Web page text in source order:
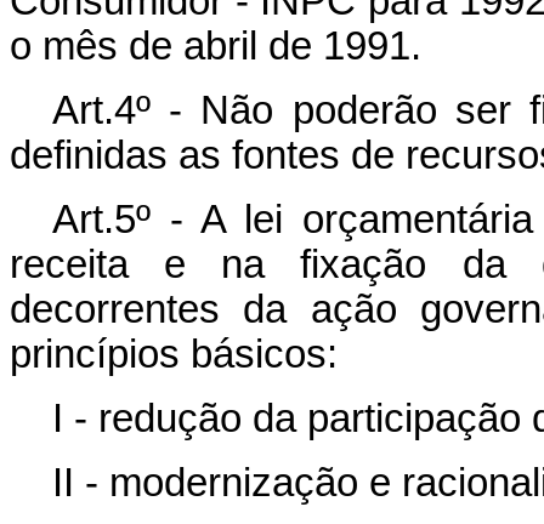
o mês de abril de 1991.
Art.4º - Não poderão ser
definidas as fontes de
Art.5º - A lei
receita e na fixação da
decorrentes da ação
princípios básicos:
I - redução da participação
II - modernização e